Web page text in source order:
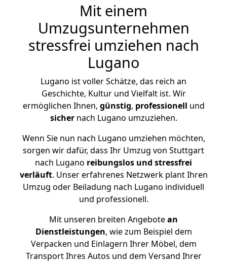
Mit einem
Umzugsunternehmen
stressfrei umziehen nach
Lugano
Lugano ist voller Schätze, das reich an
Geschichte, Kultur und Vielfalt ist. Wir
ermöglichen Ihnen, günstig, professionell und
sichernach Lugano umzuziehen.
Wenn Sie nun nach Lugano umziehen möchten,
sorgen wir dafür, dass Ihr Umzug von Stuttgart
nach Lugano reibungslos und stressfrei
verläuft. Unser erfahrenes Netzwerk plant Ihren
Umzug oder Beiladung nach Lugano individuell
und professionell.
Mit unseren breiten Angebotean
Dienstleistungen, wie zum Beispiel dem
Verpacken und Einlagern Ihrer Möbel, dem
Transport Ihres Autos und dem Versand Ihrer